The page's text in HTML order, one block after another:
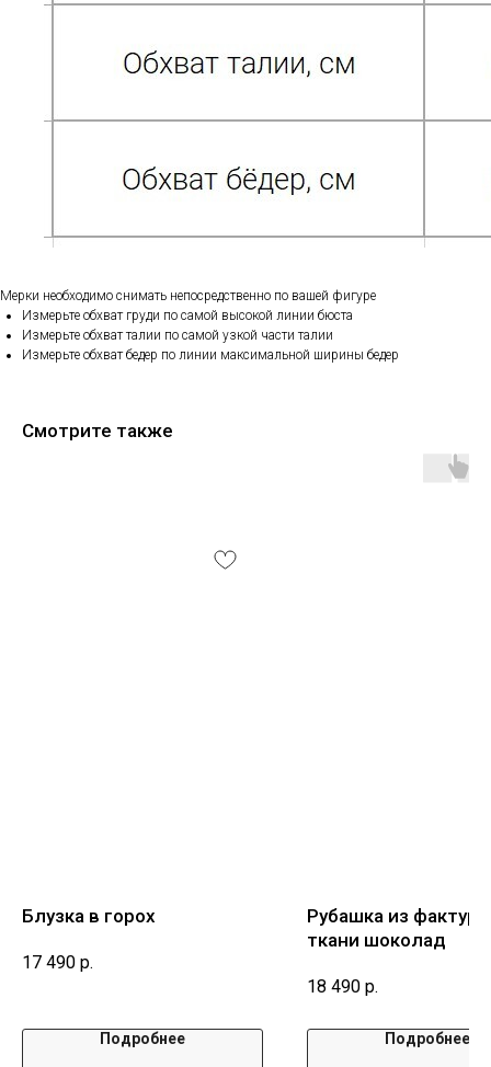
Мерки необходимо снимать непосредственно по вашей фигуре
Измерьте обхват груди по самой высокой линии бюста
Измерьте обхват талии по самой узкой части талии
Измерьте обхват бедер по линии максимальной ширины бедер
Смотрите также
Блузка в горох
17 490 р.
Подробнее
Рубашка из
ткани шоколад
18 490 р.
Подробнее